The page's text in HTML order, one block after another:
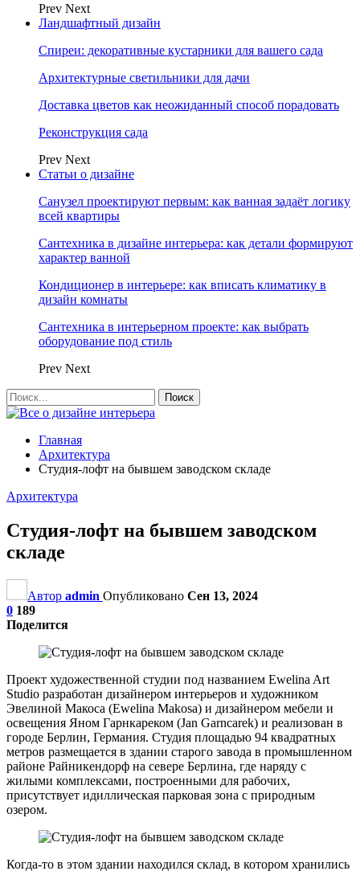
Prev Next
Ландшафтный дизайн
Спиреи: декоративные кустарники для вашего сада
Архитектурные светильники для дачи
Доставка цветов как неожиданный способ порадовать
Реконструкция сада
Prev Next
Статьи о дизайне
Санузел проектируют первым: как ванная задаёт логику
всей квартиры
Сантехника в дизайне интерьера: как детали формируют
характер ванной
Кондиционер в интерьере: как вписать климатику в
дизайн комнаты
Сантехника в интерьерном проекте: как выбрать
оборудование под стиль
Prev Next
Главная
Архитектура
Студия-лофт на бывшем заводском складе
Архитектура
Студия-лофт на бывшем заводском
складе
Автор admin Опубликовано Сен 13, 2024
0 189
Поделится
Проект художественной студии под названием Ewelina Art
Studio разработан дизайнером интерьеров и художником
Эвелиной Макоса (Ewelina Makosa) и дизайнером мебели и
освещения Яном Гарнкареком (Jan Garncarek) и реализован в
городе Берлин, Германия. Студия площадью 94 квадратных
метров размещается в здании старого завода в промышленном
районе Райникендорф на севере Берлина, где наряду с
жилыми комплексами, построенными для рабочих,
присутствует идиллическая парковая зона с природным
озером.
Когда-то в этом здании находился склад, в котором хранились